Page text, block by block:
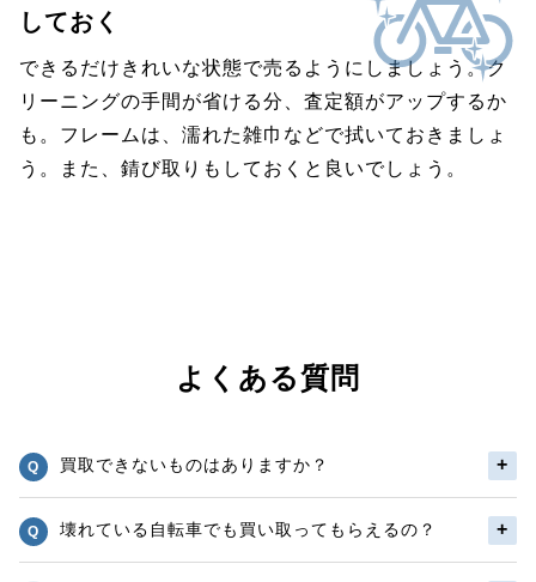
しておく
できるだけきれいな状態で売るようにしましょう。ク
リーニングの手間が省ける分、査定額がアップするか
も。フレームは、濡れた雑巾などで拭いておきましょ
う。また、錆び取りもしておくと良いでしょう。
よくある質問
買取できないものはありますか？
壊れている自転車でも買い取ってもらえるの？